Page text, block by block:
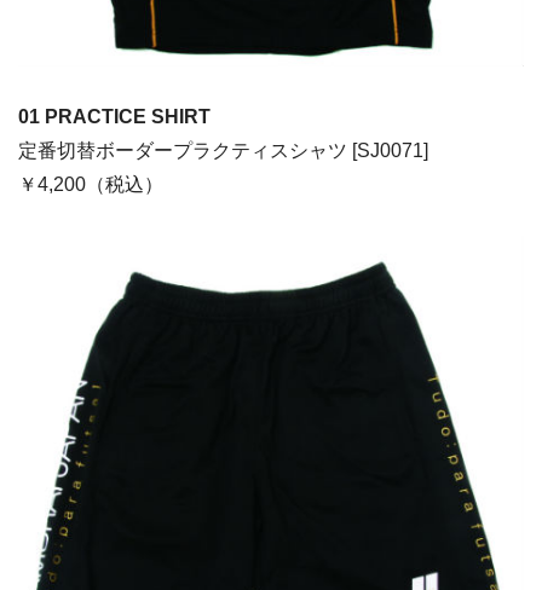
01 PRACTICE SHIRT
定番切替ボーダープラクティスシャツ [SJ0071]
￥4,200（税込）